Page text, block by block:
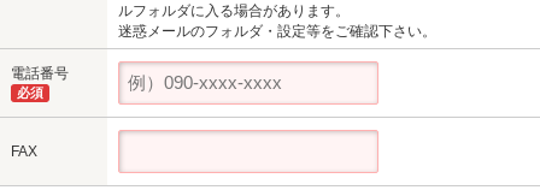
ルフォルダに入る場合があります。
迷惑メールのフォルダ・設定等をご確認下さい。
電話番号
必須
FAX